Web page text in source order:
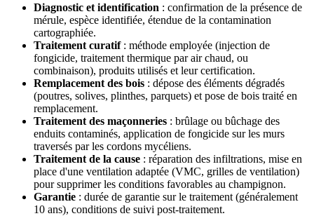
Diagnostic et identification : confirmation de la présence de
mérule, espèce identifiée, étendue de la contamination
cartographiée.
Traitement curatif: méthode employée (injection de
fongicide, traitement thermique par air chaud, ou
combinaison), produits utilisés et leur certification.
Remplacement des bois : dépose des éléments dégradés
(poutres, solives, plinthes, parquets) et pose de bois traité en
remplacement.
Traitement des maçonneries : brûlage ou bûchage des
enduits contaminés, application de fongicide sur les murs
traversés par les cordons mycéliens.
Traitement de la cause : réparation des infiltrations, mise en
place d'une ventilation adaptée (VMC, grilles de ventilation)
pour supprimer les conditions favorables au champignon.
Garantie : durée de garantie sur le traitement (généralement
10 ans), conditions de suivi post-traitement.